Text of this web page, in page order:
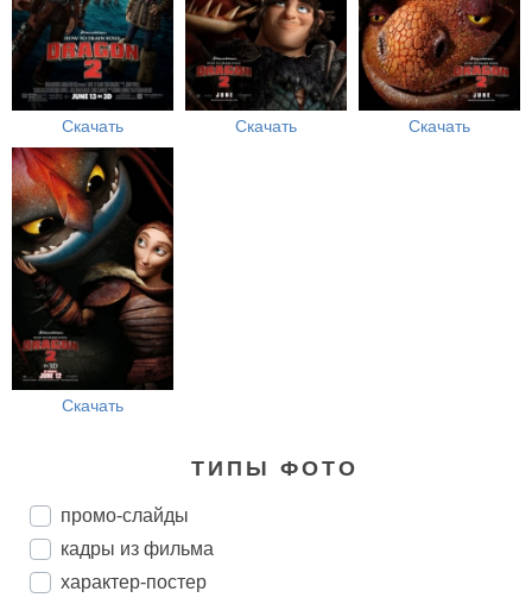
Скачать Скачать Скачать
Скачать
ТИПЫ ФОТО
промо-слайды
кадры из фильма
характер-постер